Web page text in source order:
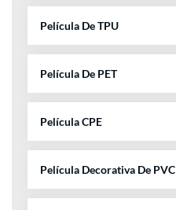
Película De TPU
Película De PET
Película CPE
Película Decorativa De PVC